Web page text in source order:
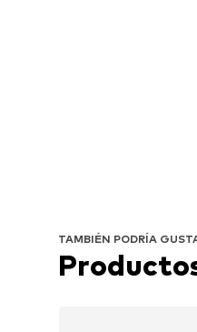
TAMBIÉN PODRÍA